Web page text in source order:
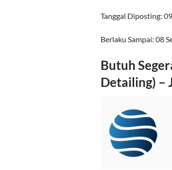
Tanggal Diposting:
Berlaku Sampai: 08
Butuh
Detailing) –